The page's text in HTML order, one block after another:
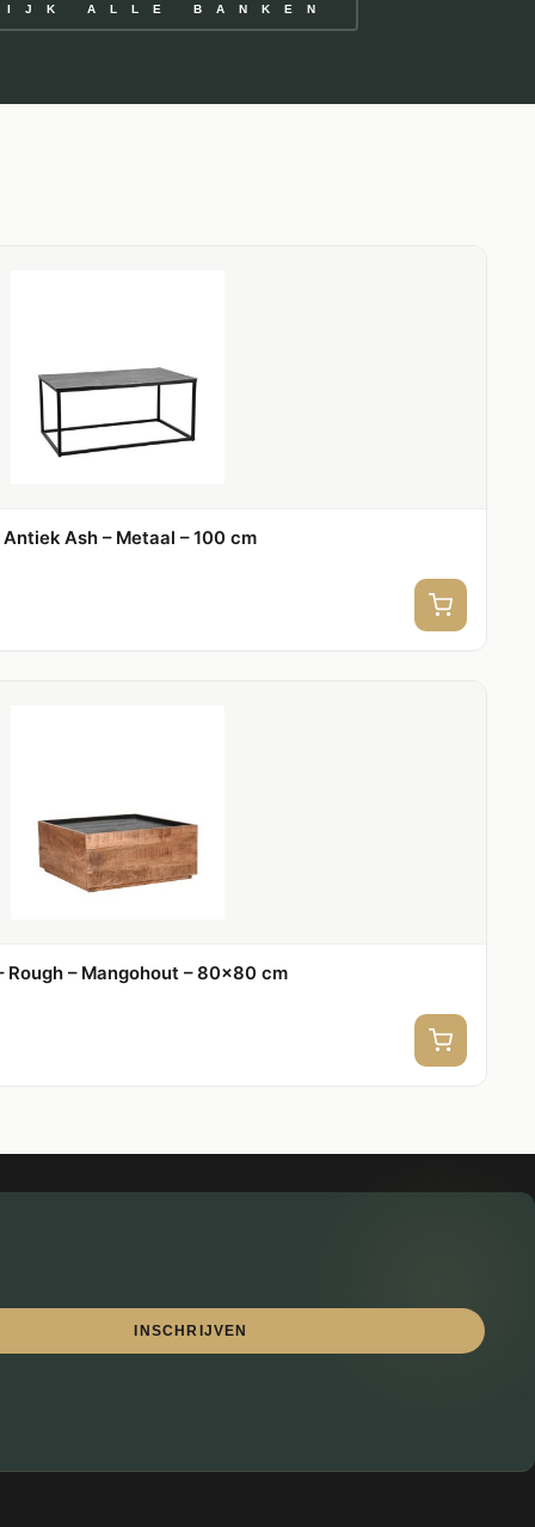
ALLE BANKEN
Ash – Metaal – 100 cm
Rough – Mangohout – 80×80 cm
INSCHRIJVEN
⎯ ✕